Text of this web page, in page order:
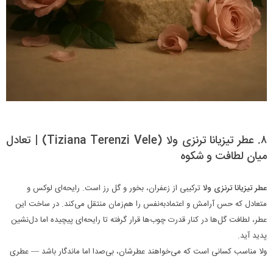
۸. عطر تیزیانا ترنزی ولا (Tiziana Terenzi Vele) | تعادل
میان لطافت و شکوه
عطر تیزیانا ترنزی ولا ترکیبی از زعفران، بخور و گل رز است. رایحه‌ای لوکس و
متعادل که حس آرامش و اعتمادبه‌نفس را هم‌زمان منتقل می‌کند. در ساخت این
عطر، لطافت گل‌ها در کنار قدرت چوب‌ها قرار گرفته تا رایحه‌ای پیچیده اما دل‌نشین
پدید آید.
ولا مناسب کسانی است که می‌خواهند عطرشان، بی‌صدا اما ماندگار باشد — عطری